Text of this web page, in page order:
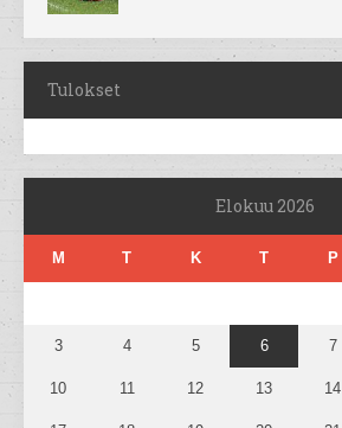
Tulokset
Elokuu 2026
M T K T P
3 4 5 6 7
10 11 12 13 14